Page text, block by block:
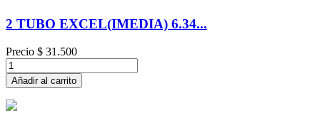
2 TUBO EXCEL(IMEDIA) 6.34...
Precio $ 31.500
Añadir al carrito